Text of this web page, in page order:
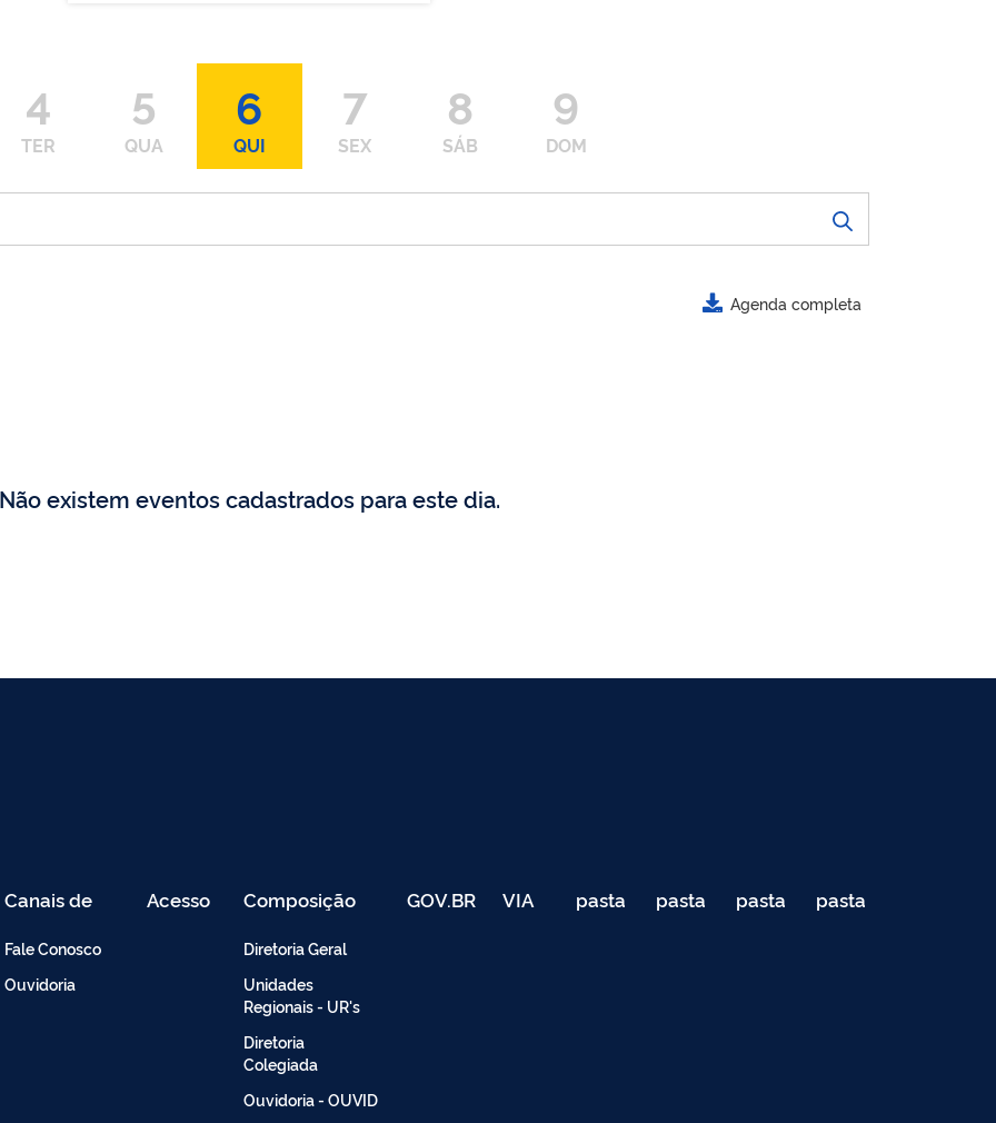
4
TER
5
QUA
6
QUI
7
SEX
8
SÁB
9
DOM
Agenda completa
existem eventos cadastrados para este dia.
Canais de
Atendimento
Fale Conosco
Ouvidoria
Acesso
Restrito
Composição
Diretoria Geral
Unidades
Regionais - UR's
Diretoria
Colegiada
Ouvidoria - OUVID
GOV.BR VIA
040
pasta
de
pasta
de
pasta
de
pasta
de